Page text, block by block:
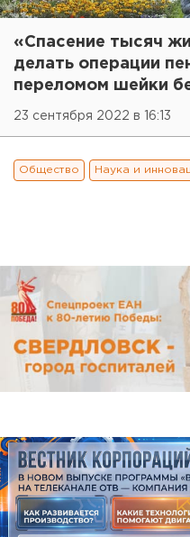
«Спасение тысяч
делать операции
переломом шейки
23 сентября 2022 в 16:13
Общество Наука и